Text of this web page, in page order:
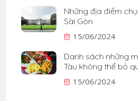
Những địa điểm
Sài Gòn
15/06/2024
Danh sách những
Tàu không thể bỏ
15/06/2024